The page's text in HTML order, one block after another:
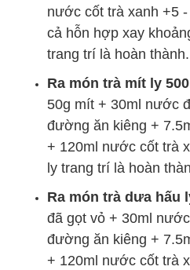
nước cốt trà xanh +5
cả hỗn hợp xay
trang trí là hoàn thành.
Ra món trà mít ly
50g mít + 30ml nước
đường ăn kiêng +
+ 120ml nước cốt trà
ly trang trí là hoàn
Ra món trà dưa hấu
đã gọt vỏ + 30ml
đường ăn kiêng +
+ 120ml nước cốt trà